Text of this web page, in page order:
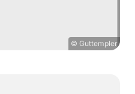
© Guttempler